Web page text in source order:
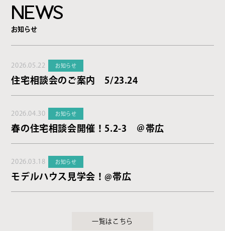
NEWS
お知らせ
2026.05.22 お知らせ
住宅相談会のご案内 5/23.24
2026.04.30 お知らせ
春の住宅相談会開催！5.2-3 ＠帯広
2026.03.18 お知らせ
モデルハウス見学会！@帯広
一覧はこちら